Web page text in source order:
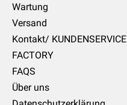
Wartung
Versand
Kontakt/ KUNDENSERVICE
FACTORY
FAQS
Über uns